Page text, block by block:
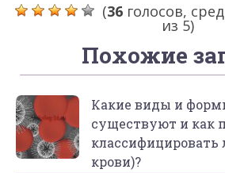
(36 голосов,
из 5)
Похожие
Какие виды и
существуют и как
крови)?